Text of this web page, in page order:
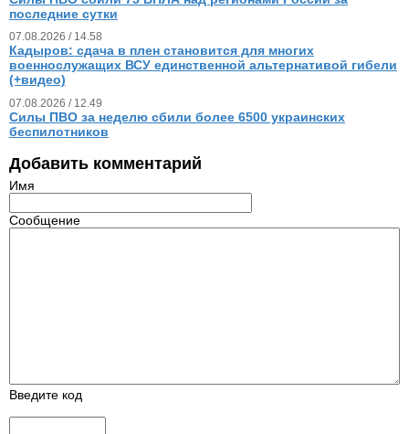
последние сутки
07.08.2026 / 14.58
Кадыров: сдача в плен становится для многих
военнослужащих ВСУ единственной альтернативой гибели
(+видео)
07.08.2026 / 12.49
Силы ПВО за неделю сбили более 6500 украинских
беспилотников
Добавить комментарий
Имя
Сообщение
Введите код